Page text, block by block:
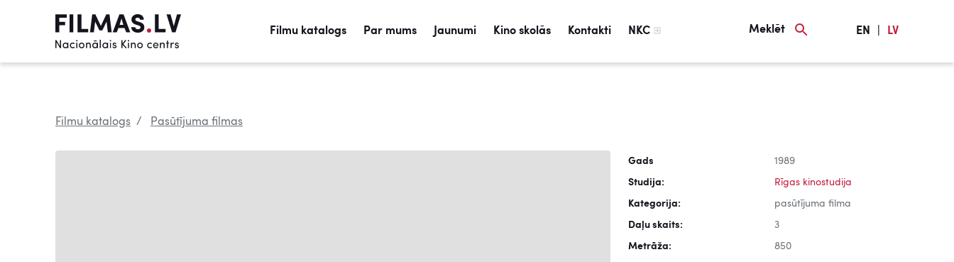
Filmu katalogs Par mums Jaunumi Kino skolās Kontakti NKC Meklēt EN LV
Filmu katalogs Pasūtījuma filmas
Gads 1989
Studija: Rīgas kinostudija
Kategorija: pasūtījuma filma
Daļu skaits: 3
Metrāža: 850